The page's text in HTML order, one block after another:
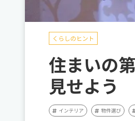
くらしのヒント
住まいの
見せよう
インテリア 物件選び